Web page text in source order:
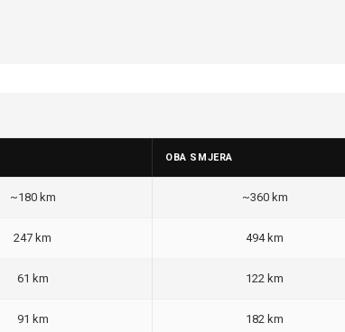
OBA SMJERA
~180 km ~360 km
247 km 494 km
61 km 122 km
91 km 182 km